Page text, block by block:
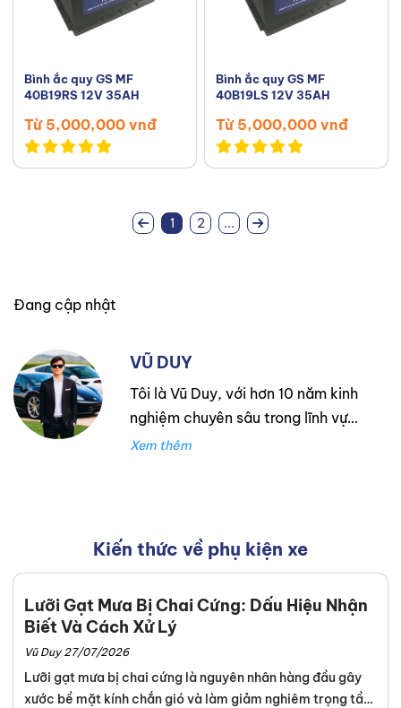
Bình ắc quy GS MF
40B19RS 12V 35AH
Từ 5,000,000 vnđ
Bình ắc quy GS MF
40B19LS 12V 35AH
Từ 5,000,000 vnđ
1 2 ...
Đang cập nhật
VŨ DUY
Tôi là Vũ Duy, với hơn 10 năm kinh
nghiệm chuyên sâu trong lĩnh vực
lốp xe. Trong suốt thời gian đó,
cân bằng lốp hiệu suất cao.
Trước đó, tôi đã tích lũy kinh
trò kỹ sư Công Nghệ Ô Tô. Tôi tự
hào đã tư vấn thành công cho
lựa chọn được loại lốp phù hợp,
Kiến thức về phụ kiện xe
Lưỡi Gạt Mưa Bị Chai Cứng: Dấu Hiệu Nhận
Biết Và Cách Xử Lý
Vũ Duy 27/07/2026
Lưỡi gạt mưa bị chai cứng là nguyên nhân hàng đầu gây
xước bề mặt kính chắn gió và làm giảm nghiêm trọng tầm